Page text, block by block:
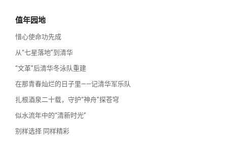
值年园地
惜心使命功先成
从“七星落地”到清华
“文革”后清华冬泳队重建
在那青春灿烂的日子里——记清华军乐队
扎根酒泉二十载，守护“神舟”探苍穹
似水流年中的“清新时光”
别样选择 同样精彩